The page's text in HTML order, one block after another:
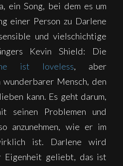
ein Song, bei dem es um
einer Person zu Darlene
und vielschichtige
Kevin Shield: Die
ist loveless, aber
Mensch, den
kann. Es geht darum,
seinen Problemen und
anzunehmen, wie er im
ist. Darlene wird
Eigenheit geliebt, das ist